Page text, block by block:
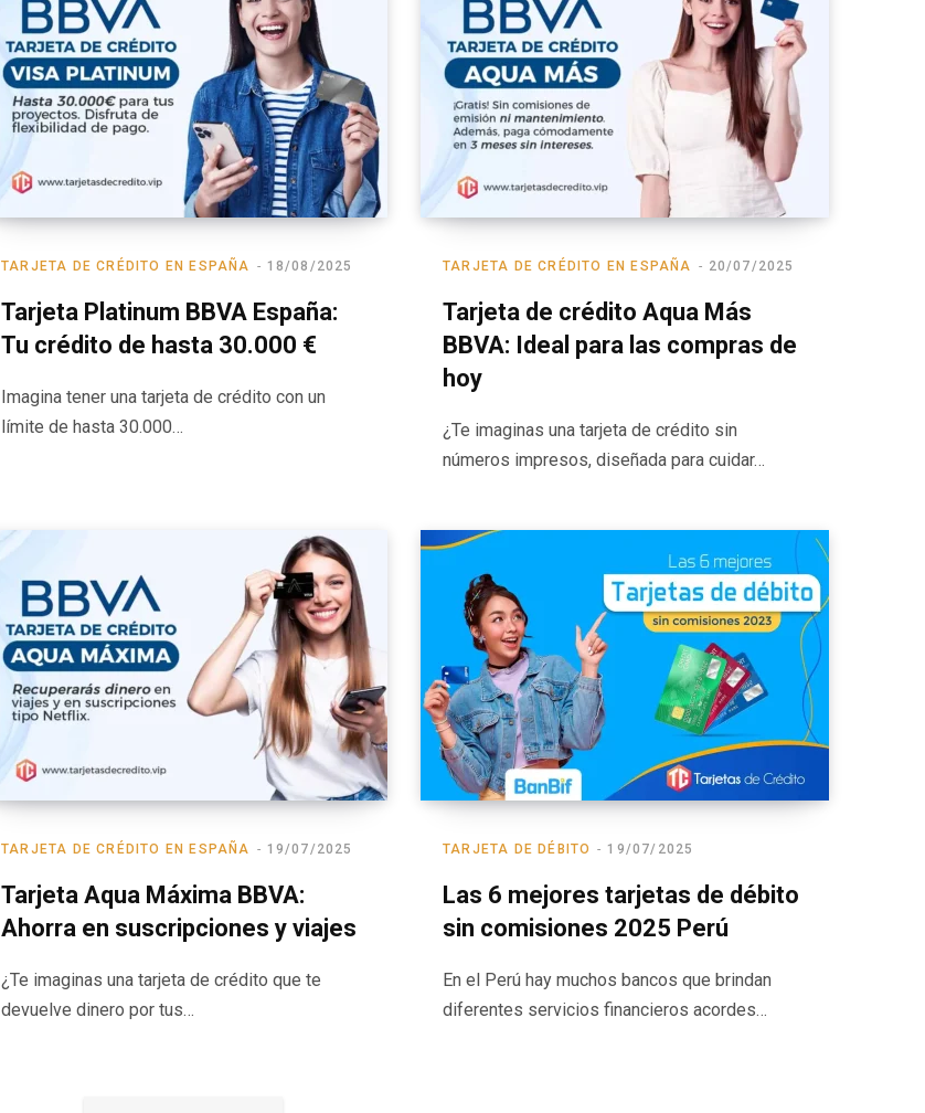
TARJETA DE CRÉDITO EN ESPAÑA 18/08/2025
Tarjeta Platinum BBVA España:
Tu crédito de hasta 30.000 €
Imagina tener una tarjeta de crédito con un
límite de hasta 30.000…
TARJETA DE CRÉDITO EN ESPAÑA 20/07/2025
Tarjeta de crédito Aqua Más
BBVA: Ideal para las compras de
hoy
¿Te imaginas una tarjeta de crédito sin
números impresos, diseñada para cuidar…
TARJETA DE CRÉDITO EN ESPAÑA 19/07/2025
Tarjeta Aqua Máxima BBVA:
Ahorra en suscripciones y viajes
¿Te imaginas una tarjeta de crédito que te
devuelve dinero por tus…
TARJETA DE DÉBITO 19/07/2025
Las 6 mejores tarjetas de débito
sin comisiones 2025 Perú
En el Perú hay muchos bancos que brindan
diferentes servicios financieros acordes…